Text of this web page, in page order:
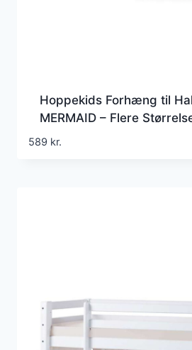
Hoppekids Forhæng til
MERMAID – Flere
589 kr.